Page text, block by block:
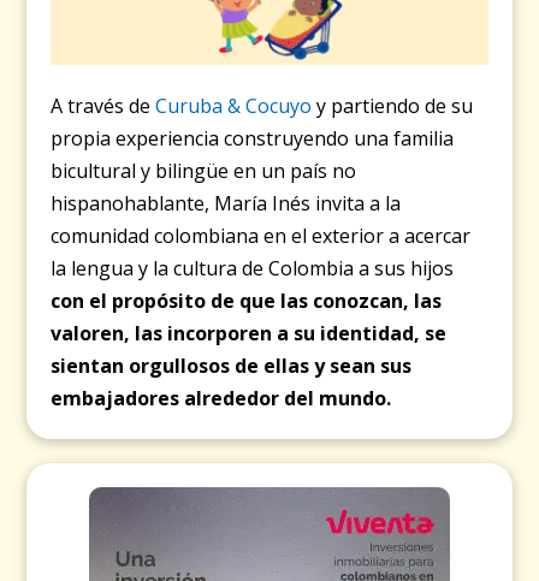
A través deCuruba & Cocuyo y partiendo de su
propia experiencia construyendo una familia
bicultural y bilingüe en un país no
hispanohablante, María Inés invita a la
comunidad colombiana en el exterior a acercar
la lengua y la cultura de Colombia a sus hijos
con el propósito de que las conozcan, las
valoren, las incorporen a su identidad, se
sientan orgullosos de ellas y sean sus
embajadores alrededor del mundo.